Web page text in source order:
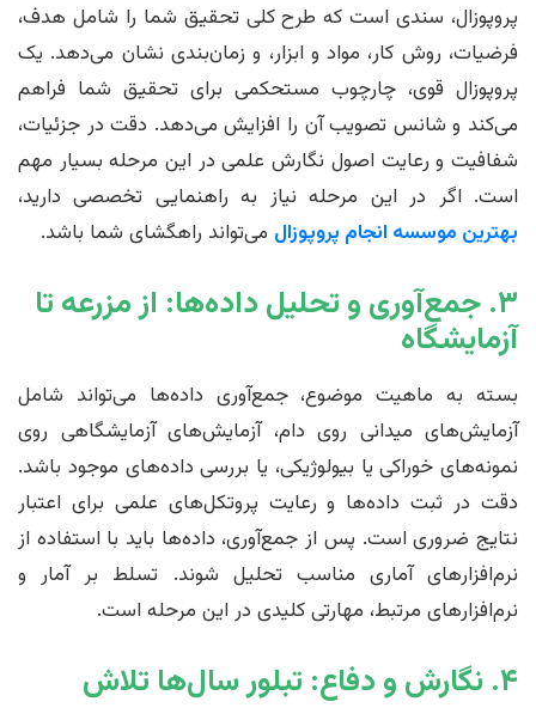
پروپوزال، سندی است که طرح کلی تحقیق شما را شامل هدف،
فرضیات، روش کار، مواد و ابزار، و زمان‌بندی نشان می‌دهد. یک
پروپوزال قوی، چارچوب مستحکمی برای تحقیق شما فراهم
می‌کند و شانس تصویب آن را افزایش می‌دهد. دقت در جزئیات،
شفافیت و رعایت اصول نگارش علمی در این مرحله بسیار مهم
است. اگر در این مرحله نیاز به راهنمایی تخصصی دارید،
بهترین موسسه انجام پروپوزال می‌تواند راهگشای شما باشد.
۳. جمع‌آوری و تحلیل داده‌ها: از مزرعه تا
آزمایشگاه
بسته به ماهیت موضوع، جمع‌آوری داده‌ها می‌تواند شامل
آزمایش‌های میدانی روی دام، آزمایش‌های آزمایشگاهی روی
نمونه‌های خوراکی یا بیولوژیکی، یا بررسی داده‌های موجود باشد.
دقت در ثبت داده‌ها و رعایت پروتکل‌های علمی برای اعتبار
نتایج ضروری است. پس از جمع‌آوری، داده‌ها باید با استفاده از
نرم‌افزارهای آماری مناسب تحلیل شوند. تسلط بر آمار و
نرم‌افزارهای مرتبط، مهارتی کلیدی در این مرحله است.
۴. نگارش و دفاع: تبلور سال‌ها تلاش